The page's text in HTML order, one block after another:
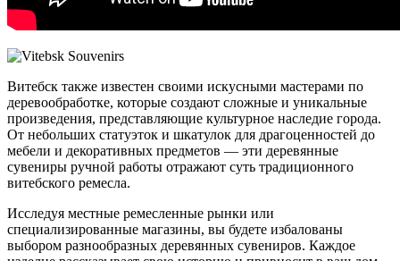
Витебск также известен своими искусными мастерами по
деревообработке, которые создают сложные и уникальные
произведения, представляющие культурное наследие города.
От небольших статуэток и шкатулок для драгоценностей до
мебели и декоративных предметов — эти деревянные
сувениры ручной работы отражают суть традиционного
витебского ремесла.
Исследуя местные ремесленные рынки или
специализированные магазины, вы будете избалованы
выбором разнообразных деревянных сувениров. Каждое